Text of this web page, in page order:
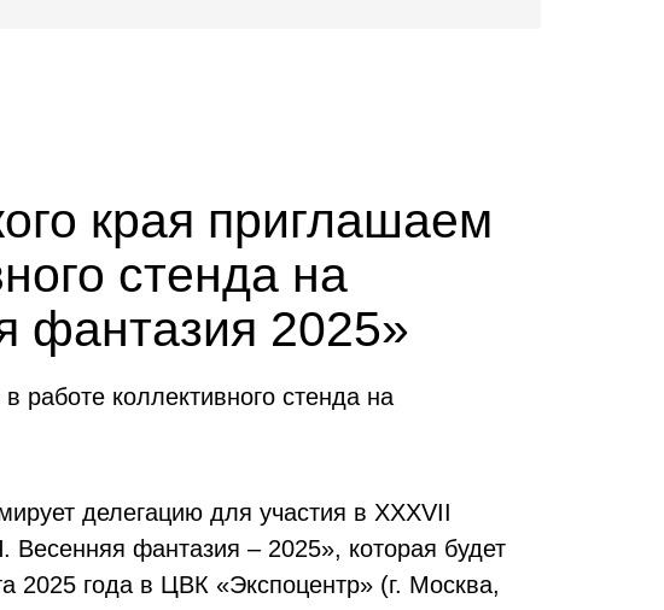
края приглашаем
стенда на
фантазия 2025»
работе коллективного стенда на
делегацию для участия в XXXVII
фантазия – 2025», которая будет
2025 года в ЦВК «Экспоцентр» (г. Москва,